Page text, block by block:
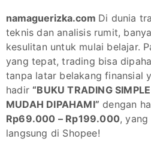
namaguerizka.com Di dunia
teknis dan analisis rumit,
kesulitan untuk mulai belajar.
yang tepat, trading bisa
tanpa latar belakang finansial
hadir “BUKU TRADING
MUDAH DIPAHAMI” dengan
Rp69.000 – Rp199.000,
langsung di Shopee!